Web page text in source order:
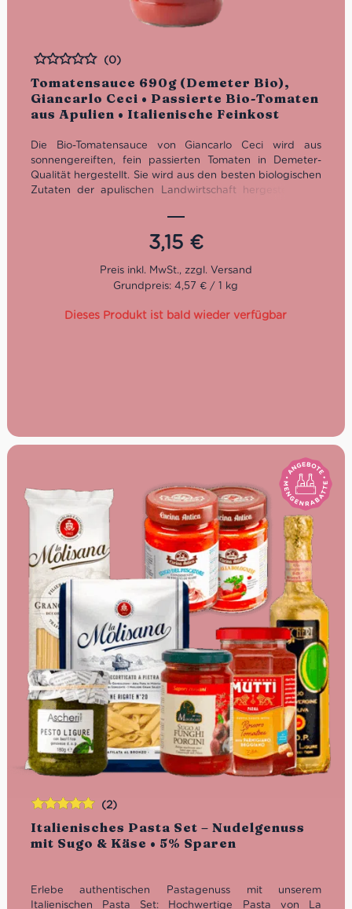
Tomatensauce 690g (Demeter Bio),
Giancarlo Ceci • Passierte Bio-Tomaten
aus Apulien • Italienische Feinkost
Bewertet
(0)
Die Bio-Tomatensauce von Giancarlo Ceci wird aus
sonnengereiften, fein passierten Tomaten in Demeter-
Qualität hergestellt. Sie wird aus den besten biologischen
Zutaten der apulischen Landwirtschaft hergestellt. Die
für Pasta oder Pizza. Sie ist zudem auch vegan.
Seit neun Generationen bewirtschaftet die Familie von
Giancarlo Ceci den Betrieb, der in der italienischen
Gemeinde Andria, in der Nähe von Bari, umgeben von
sanften Hügeln und Eichenwäldern, liegt. In Apulien
bekommen die Tomaten reichlich Sonne ab bevor sie zu
den leckeren Tomatensaucen verarbeitet und ins Glas
Landwirtschaft
3,15 €
Grundpreis: 4,57 € / 1 kg
Dieses Produkt ist bald wieder verfügbar
Italienisches Pasta Set – Nudelgenuss
mit Sugo & Käse • 5% Sparen
(2)
Erlebe authentischen Pastagenuss mit unserem
Italienischen Pasta Set: Hochwertige Pasta von La
Bewertet
mit5.00von
5